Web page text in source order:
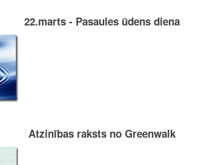
22.marts - Pasaules ūdens diena
Atzinības raksts no Greenwalk